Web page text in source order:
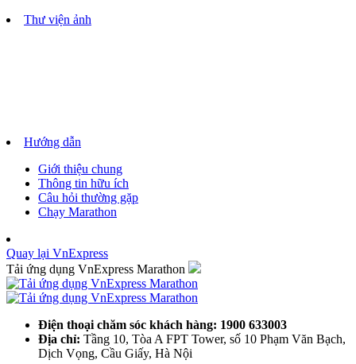
Thư viện ảnh
Hướng dẫn
Giới thiệu chung
Thông tin hữu ích
Câu hỏi thường gặp
Chạy Marathon
Quay lại VnExpress
Tải ứng dụng VnExpress Marathon
Điện thoại chăm sóc khách hàng: 1900 633003
Địa chỉ: Tầng 10, Tòa A FPT Tower, số 10 Phạm Văn Bạch,
Dịch Vọng, Cầu Giấy, Hà Nội